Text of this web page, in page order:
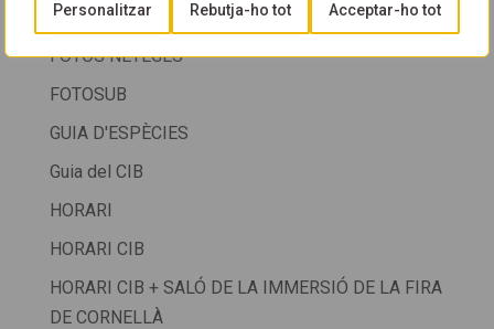
Personalitzar Rebutja-ho tot Acceptar-ho tot
Fotos cursos
FOTOS NETEGES
FOTOSUB
GUIA D'ESPÈCIES
Guia del CIB
HORARI
HORARI CIB
HORARI CIB + SALÓ DE LA IMMERSIÓ DE LA FIRA
DE CORNELLÀ